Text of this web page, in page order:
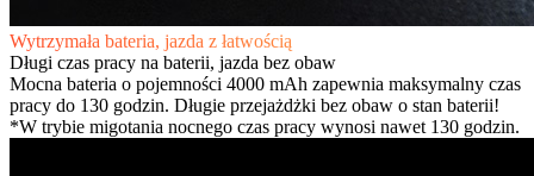
Wytrzymała bateria, jazda z łatwością
Długi czas pracy na baterii, jazda bez obaw
Mocna bateria o pojemności 4000 mAh zapewnia maksymalny czas
pracy do 130 godzin. Długie przejażdżki bez obaw o stan baterii!
*W trybie migotania nocnego czas pracy wynosi nawet 130 godzin.